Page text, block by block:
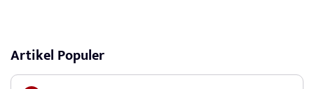
Artikel Populer